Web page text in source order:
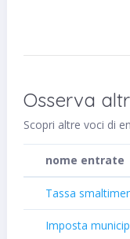
Osserva
Scopri altre voci di
nome entrate
Tassa
Imposta